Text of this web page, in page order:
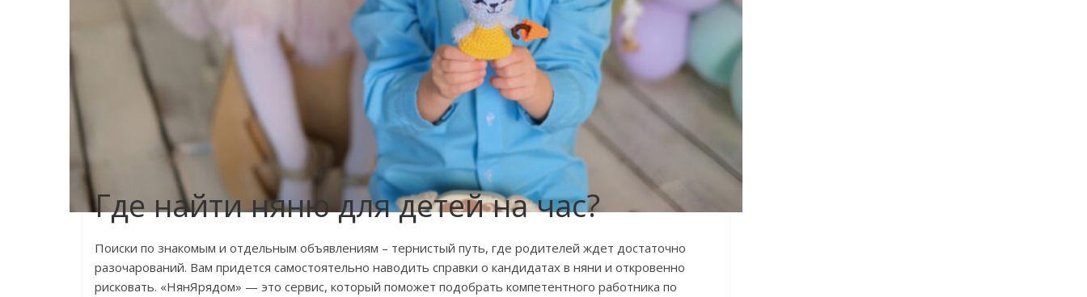
Где найти няню для детей на час?
Поиски по знакомым и отдельным объявлениям – тернистый путь, где родителей ждет достаточно
разочарований. Вам придется самостоятельно наводить справки о кандидатах в няни и откровенно
рисковать. «НянЯрядом» — это сервис, который поможет подобрать компетентного работника по